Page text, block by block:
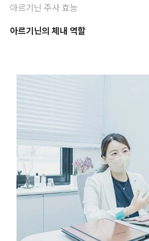
아르기닌 주사 효능
아르기닌의 체내 역할